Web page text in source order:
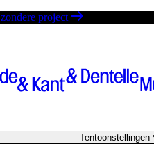
project
Tentoonstellingen